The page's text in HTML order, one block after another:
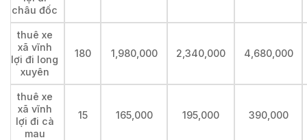
châu đốc
thuê xe
xã vĩnh
lợi đi long
xuyên
180 1,980,000 2,340,000 4,680,000
thuê xe
xã vĩnh
lợi đi cà
mau
15 165,000 195,000 390,000